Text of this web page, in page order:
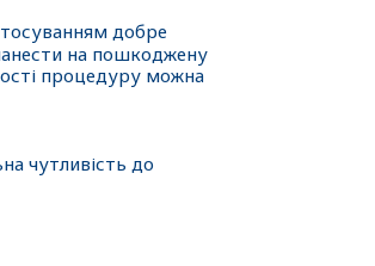
добре
на пошкоджену
процедуру можна
чутливість до